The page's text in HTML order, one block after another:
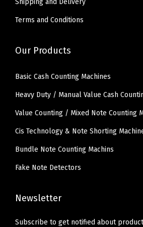
Shipping and Delivery
Terms and Conditions
Our Products
Basic Cash Counting Machines
Heavy Duty / Manual Value Cash
Value Counting / Mixed Note Counting
Cis Technology & Note Shorting
Bundle Note Counting Machins
Fake Note Detectors
Newsletter
Subscribe to get notified about